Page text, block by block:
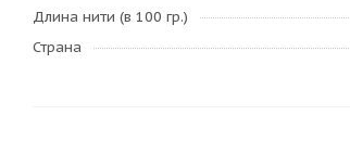
Длина нити (в 100 гр.)
Страна